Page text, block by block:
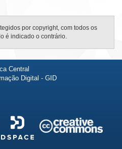
por copyright, com todos os
é indicado o contrário.
Central
Digital - GID